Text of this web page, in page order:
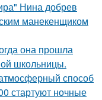
Нина добрев
манекенщиком
она прошла
школьницы.
способ
стартуют ночные